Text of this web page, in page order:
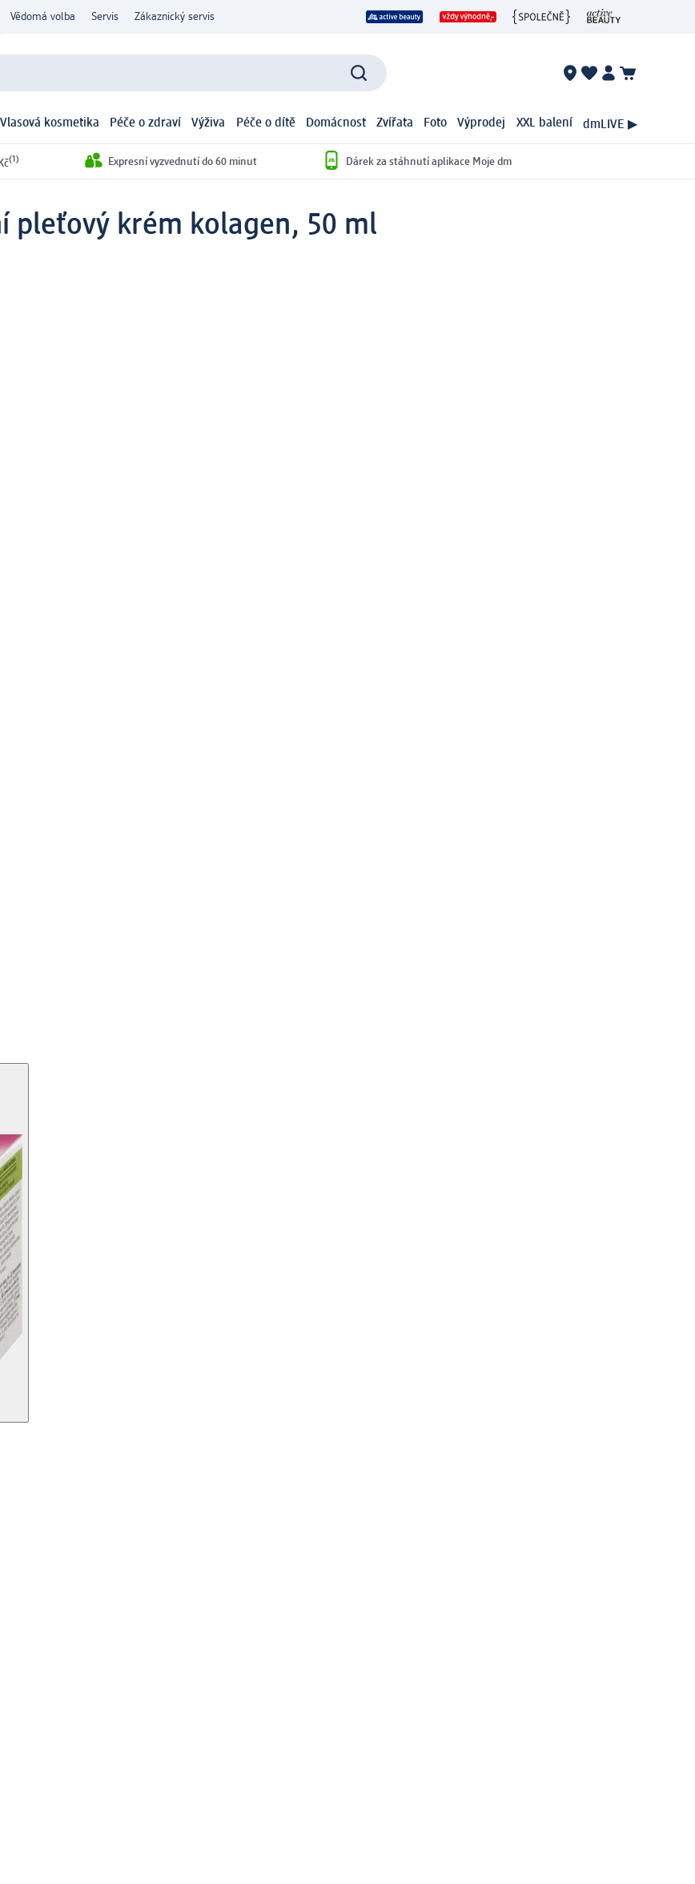
Vědomá volba Servis Zákaznický servis
Vlasová kosmetika Péče o zdraví Výživa Péče o dítě Domácnost Zvířata Foto Výprodej XXL balení dmLIVE ▶
(1) Expresní vyzvednutí do 60 minut Dárek za stáhnutí aplikace Moje dm
pleťový krém kolagen, 50 ml